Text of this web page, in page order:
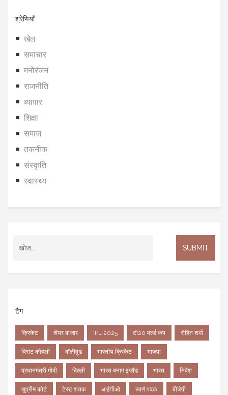
श्रेणियाँ
खेल
समाचार
मनोरंजन
राजनीति
व्यापार
शिक्षा
समाज
तकनीक
संस्कृति
स्वास्थ्य
टैग
क्रिकेट शेयर बाजार IPL 2025 टी20 वर्ल्ड कप रोहित शर्मा
विराट कोहली बॉलीवुड भारतीय क्रिकेट भाजपा
प्रधानमंत्री मोदी दिल्ली भारत बनाम इंग्लैंड भारत निवेश
सुप्रीम कोर्ट टेस्ट शतक आईपीओ स्वर्ण पदक बीजेपी